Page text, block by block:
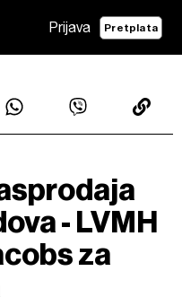
Prijava Pretplata
- LVMH
za